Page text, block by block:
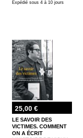
Expédié sous 4 à 10 jours
25,00 €
LE SAVOIR DES
VICTIMES. COMMENT
ON A ÉCRIT